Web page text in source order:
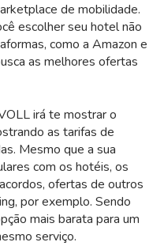
de mobilidade.
escolher seu hotel não
como a Amazon e
as melhores ofertas
irá te mostrar o
as tarifas de
Mesmo que a sua
com os hotéis, os
ofertas de outros
por exemplo. Sendo
mais barata para um
serviço.